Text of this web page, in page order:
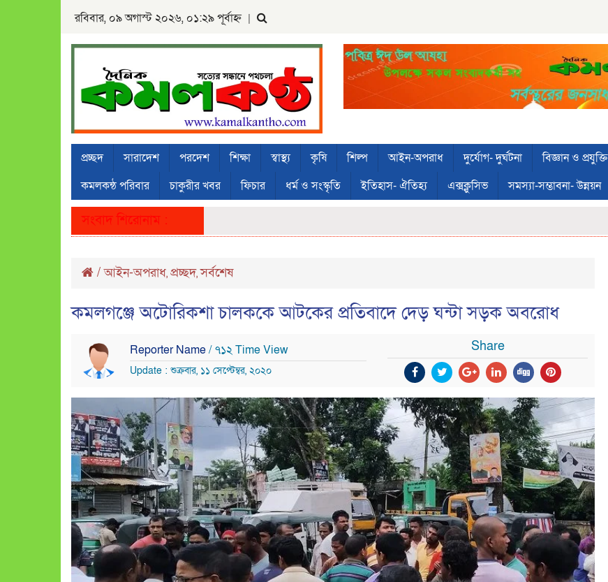
রবিবার, ০৯ অগাস্ট ২০২৬, ০১:২৯ পূর্বাহ্ন |
প্রচ্ছদ সারাদেশ পরদেশ শিক্ষা স্বাস্থ্য কৃষি শিল্প আইন-অপরাধ দুর্যোগ- দুর্ঘটনা বিজ্ঞান ও প্রযুক্তি
কমলকন্ঠ পরিবার
চাকুরীর খবর ফিচার ধর্ম ও সংস্কৃতি ইতিহাস- ঐতিহ্য এক্সক্লুসিভ সমস্যা-সম্ভাবনা- উন্নয়ন
সংবাদ শিরোনাম :
/আইন-অপরাধ, প্রচ্ছদ,সর্বশেষ
কমলগঞ্জে অটোরিকশা চালককে আটকের প্রতিবাদে দেড় ঘন্টা সড়ক অবরোধ
Reporter Name/ ৭১২ Time View
Update : শুক্রবার, ১১ সেপ্টেম্বর, ২০২০
Share